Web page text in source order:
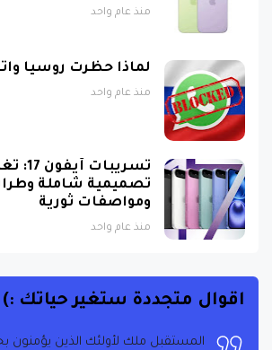
منذ عام واحد
لماذا حظرت روسيا
منذ عام واحد
تسريبات
تصميمية شاملة
ومواصفات ثورية
منذ عام واحد
اقوال متجددة ستغير حياتك :)
المستقبل ملك لأولئك الذين يؤمنون